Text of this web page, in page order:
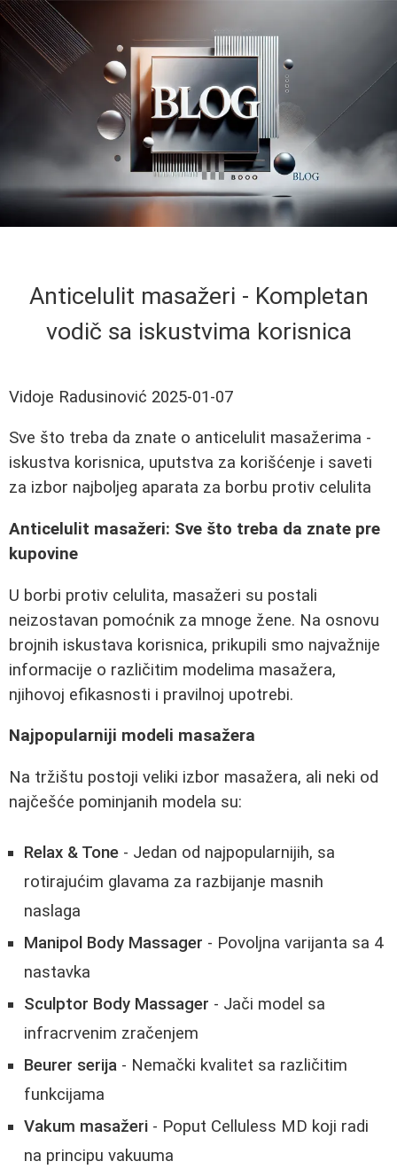
Anticelulit masažeri - Kompletan
vodič sa iskustvima korisnica
Vidoje Radusinović 2025-01-07
Sve što treba da znate o anticelulit masažerima -
iskustva korisnica, uputstva za korišćenje i saveti
za izbor najboljeg aparata za borbu protiv celulita
Anticelulit masažeri: Sve što treba da znate pre
kupovine
U borbi protiv celulita, masažeri su postali
neizostavan pomoćnik za mnoge žene. Na osnovu
brojnih iskustava korisnica, prikupili smo najvažnije
informacije o različitim modelima masažera,
njihovoj efikasnosti i pravilnoj upotrebi.
Najpopularniji modeli masažera
Na tržištu postoji veliki izbor masažera, ali neki od
najčešće pominjanih modela su:
Relax & Tone - Jedan od najpopularnijih, sa
rotirajućim glavama za razbijanje masnih
naslaga
Manipol Body Massager - Povoljna varijanta sa 4
nastavka
Sculptor Body Massager - Jači model sa
infracrvenim zračenjem
Beurer serija - Nemački kvalitet sa različitim
funkcijama
Vakum masažeri - Poput Celluless MD koji radi
na principu vakuuma